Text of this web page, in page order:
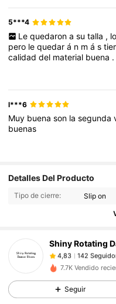
5***4
Le quedaron a su talla ,
pero lequedará n más
calidaddel material buena .
l***6
Muy buenason lasegunda
buenas
Detalles Del Producto
Tipo de cierre: Slip on
Shiny Rotating
4,83
142
g***2seguido
4,83
142
4,83 142
7.7K Vendido
Seguir